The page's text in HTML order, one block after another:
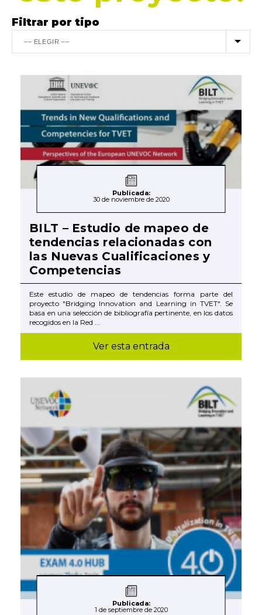
Filtrar por tipo
Publicada:
30 de noviembre de 2020
BILT – Estudio de mapeo de
tendencias relacionadas con
las Nuevas Cualificaciones y
Competencias
Este estudio de mapeo de tendencias forma parte del
proyecto "Bridging Innovation and Learning in TVET". Se
basa en una selección de bibliografía pertinente, en los datos
recogidos en la Red ...
Ver esta entrada
Publicada:
1 de septiembre de 2020